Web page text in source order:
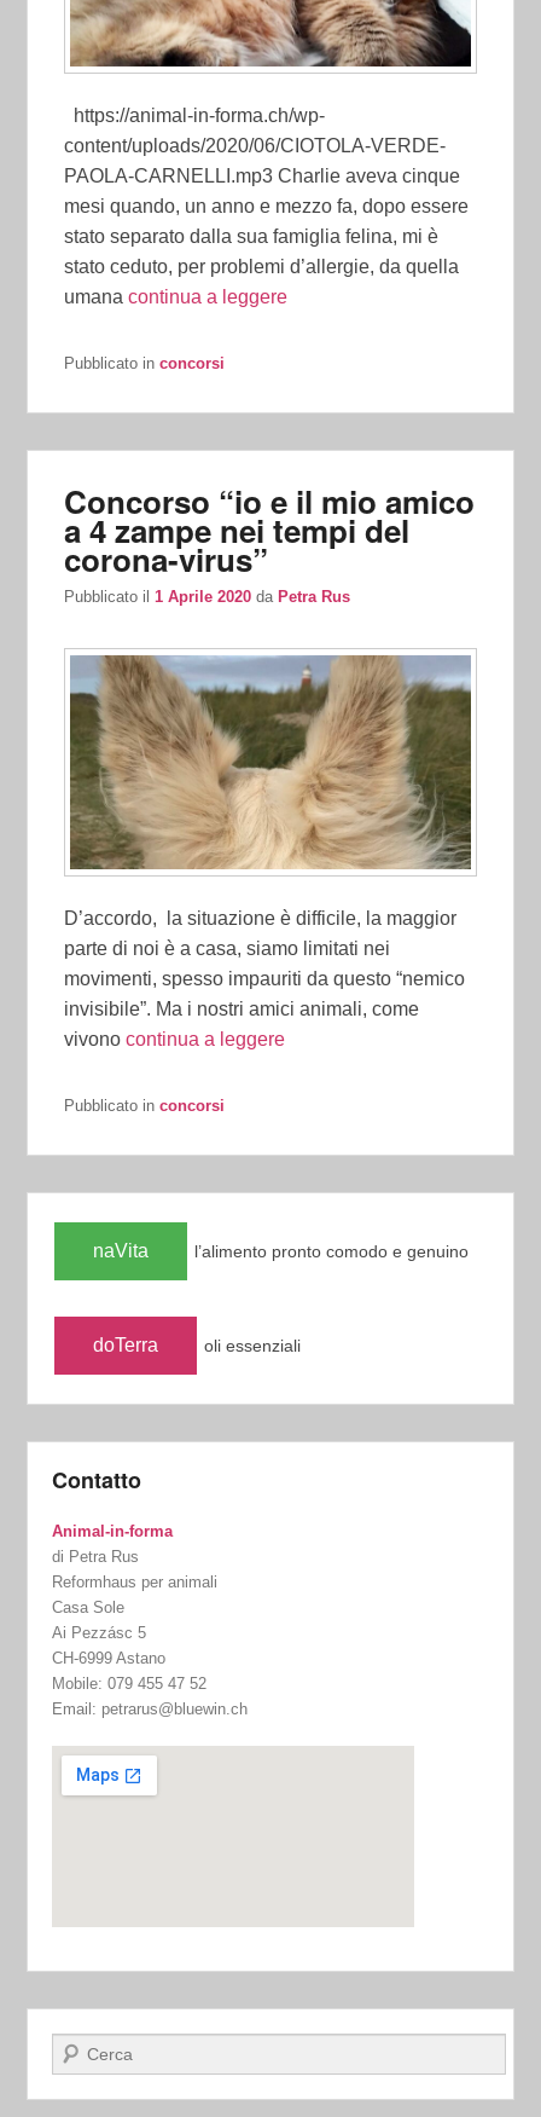
https://animal-in-forma.ch/wp-
content/uploads/2020/06/CIOTOLA-VERDE-
PAOLA-CARNELLI.mp3 Charlie aveva cinque
mesi quando, un anno e mezzo fa, dopo essere
stato separato dalla sua famiglia felina, mi è
stato ceduto, per problemi d’allergie, da quella
umanacontinua a leggere
Pubblicato in concorsi
Concorso “io e il mio amico
a 4 zampe nei tempi del
corona-virus”
Pubblicato il1 Aprile 2020 da Petra Rus
D’accordo, la situazione è difficile, la maggior
parte di noi è a casa, siamo limitati nei
movimenti, spesso impauriti da questo “nemico
invisibile”. Ma i nostri amici animali, come
vivonocontinua a leggere
Pubblicato in concorsi
naVita l’alimento pronto comodo e genuino
doTerra oli essenziali
Contatto
Animal-in-forma
di Petra Rus
Reformhaus per animali
Casa Sole
Ai Pezzásc 5
CH-6999 Astano
Mobile: 079 455 47 52
Email: petrarus@bluewin.ch
Cerca